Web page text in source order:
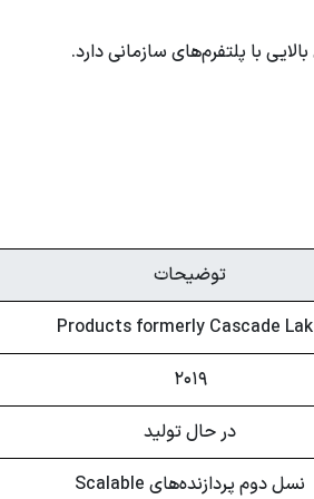
توضیحات
Products formerly Cascade
2019
در حال تولید
نسل دوم پردازنده‌های Scalable